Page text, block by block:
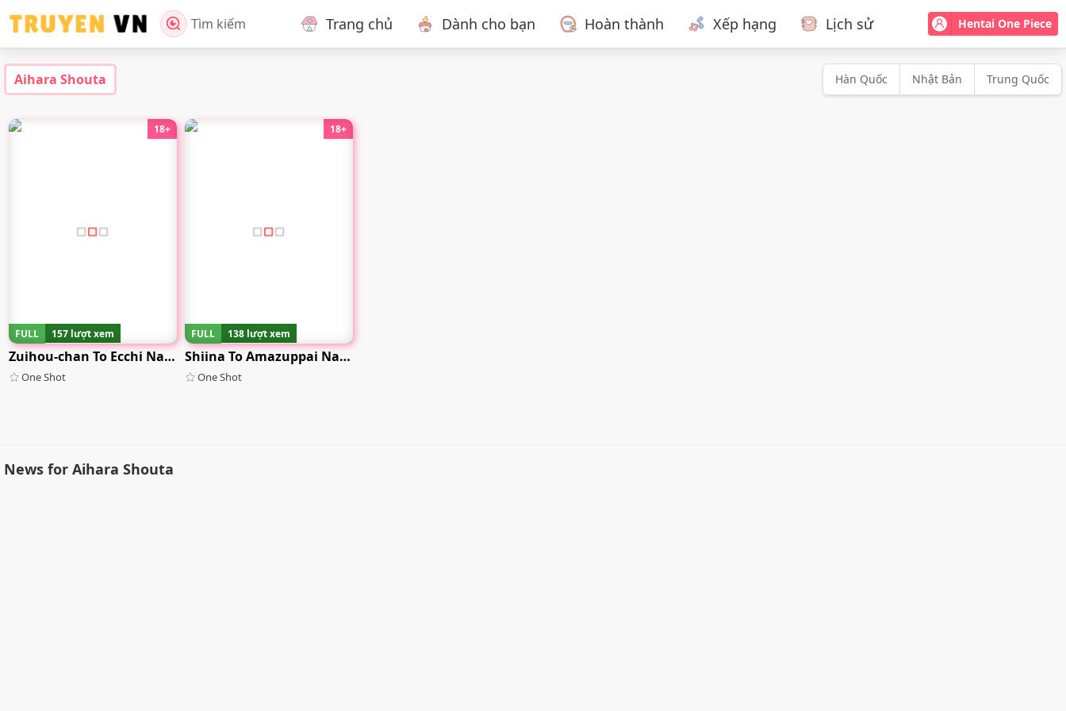
Tìm kiếm Hentai One Piece
Trang chủ Dành cho bạn Hoàn thành Xếp hạng Lịch sử
Aihara Shouta Hàn Quốc Nhật Bản Trung Quốc
18+
FULL 157 lượt xem
Zuihou-chan To Ecchi Na Osake De Parynigh
One Shot
18+
FULL 138 lượt xem
Shiina To Amazuppai Natsumatsuri
One Shot
News for Aihara Shouta